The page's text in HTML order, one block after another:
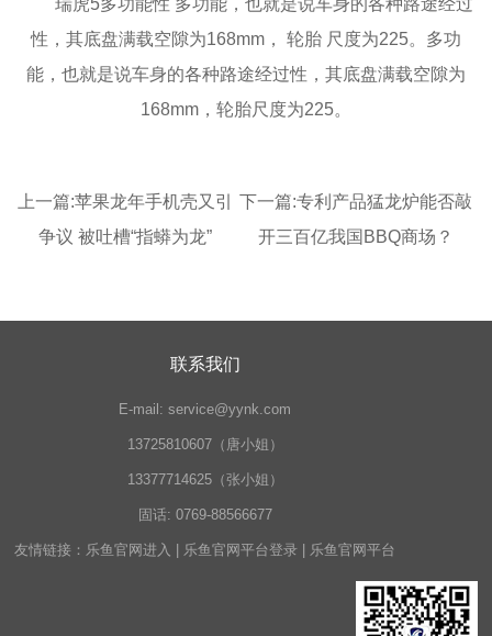
瑞虎5多功能性 多功能，也就是说车身的各种路途经过
性，其底盘满载空隙为168mm， 轮胎 尺度为225。多功
能，也就是说车身的各种路途经过性，其底盘满载空隙为
168mm，轮胎尺度为225。
上一篇:苹果龙年手机壳又引
争议 被吐槽“指蟒为龙”
下一篇:专利产品猛龙炉能否敲
开三百亿我国BBQ商场？
联系我们
E-mail:service@yynk.com
13725810607（唐小姐）
13377714625（张小姐）
固话: 0769-88566677
友情链接： 乐鱼官网进入 乐鱼官网平台登录 乐鱼官网平台